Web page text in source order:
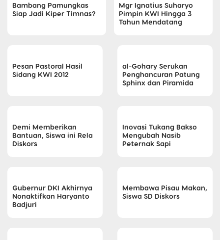
Bambang Pamungkas
Siap Jadi Kiper Timnas?
Mgr Ignatius Suharyo
Pimpin KWI Hingga 3
Tahun Mendatang
Pesan Pastoral Hasil
Sidang KWI 2012
al-Gohary Serukan
Penghancuran Patung
Sphinx dan Piramida
Demi Memberikan
Bantuan, Siswa ini Rela
Diskors
Inovasi Tukang Bakso
Mengubah Nasib
Peternak Sapi
Gubernur DKI Akhirnya
Nonaktifkan Haryanto
Badjuri
Membawa Pisau Makan,
Siswa SD Diskors